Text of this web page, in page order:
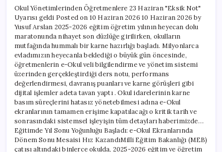
Uyarısı
geldi
için
Okul Yönetimlerinden Öğretmenlere 23 Haziran "Eksik Not"
Uyarısı geldi Posted on 10 Haziran 2026 10 Haziran 2026 by
Yusuf Arslan 2025-2026 eğitim öğretim yılının heyecan dolu
maratonunda nihayet son düzlüğe girilirken, okulların
mutfağında hummalı bir karne hazırlığı başladı. Milyonlarca
evladımızın heyecanla beklediği o büyük gün öncesinde,
öğretmenlerin e-Okul veli bilgilendirme ve yönetim sistemi
üzerinden gerçekleştirdiği ders notu, performans
değerlendirmesi, davranış puanları ve karne görüşleri gibi
dijital işlemler adeta tavan yaptı . Okul idarelerinin karne
basım süreçlerini hatasız yönetebilmesi adına e-Okul
ekranlarının tamamen erişime kapatılacağı o kritik tarih ve
sonrasındaki sistemsel işleyişin tüm detayları haberimizde…
Eğitimde Yıl Sonu Yoğunluğu Başladı: e-Okul Ekranlarında
Dönem Sonu Mesaisi Hız KazandıMilli Eğitim Bakanlığı (MEB)
çatısı altındaki binlerce okulda, 2025-2026 eğitim ve öğretim